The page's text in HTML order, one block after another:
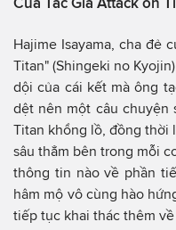
Hajime Isayama, cha đẻ
Titan" (Shingeki no
dội của cái kết mà ông
dệt nên một câu chuyện
Titan khổng lồ, đồng thời
sâu thẳm bên trong mỗi
thông tin nào về phần
hâm mộ vô cùng hào
tiếp tục khai thác thêm